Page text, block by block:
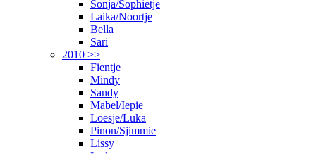
Sonja/Sophietje
Laika/Noortje
Bella
Sari
2010 >>
Fientje
Mindy
Sandy
Mabel/Iepie
Loesje/Luka
Pinon/Sjimmie
Lissy